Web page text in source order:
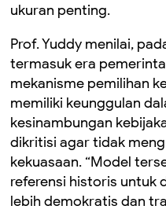
ukuran penting.
Prof. Yuddy menilai,
termasuk era
mekanisme pemilihan
memiliki keunggulan
kesinambungan
dikritisi agar tidak
kekuasaan. “Model
referensi historis untuk
lebih demokratis dan